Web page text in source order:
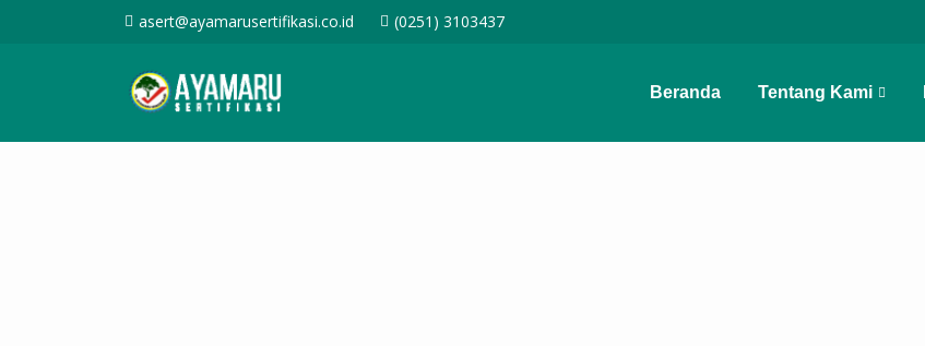
asert@ayamarusertifikasi.co.id (0251) 3103437
Beranda Tentang Kami